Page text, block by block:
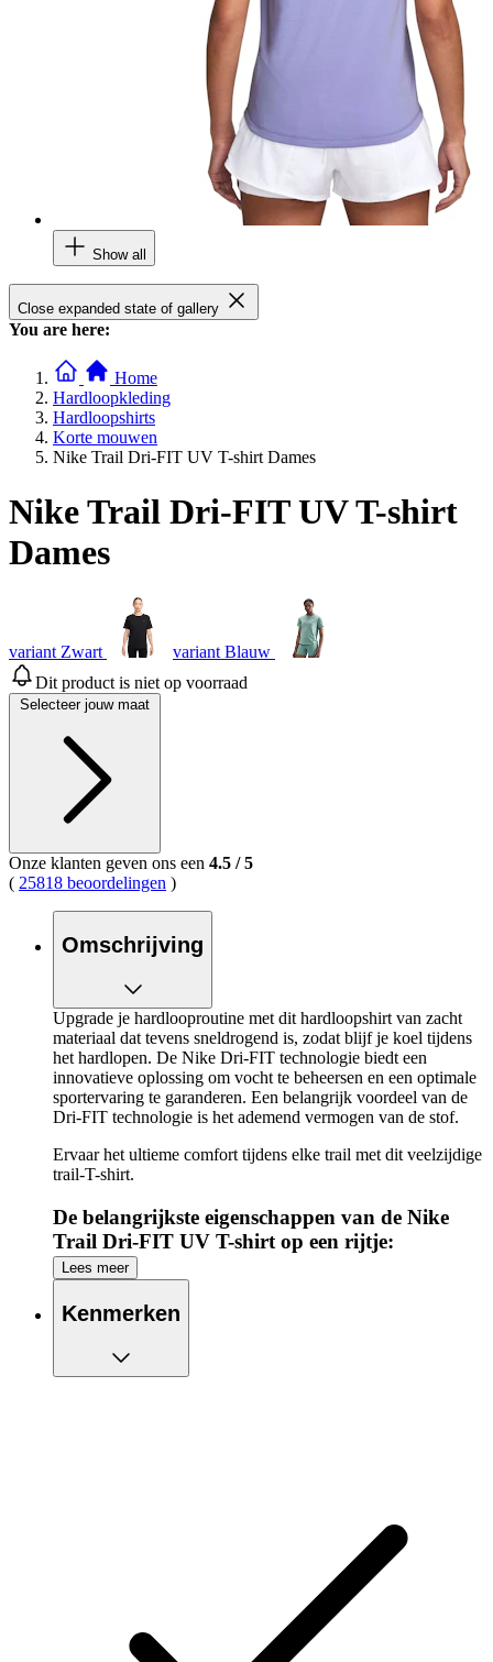
Show all
Close expanded state of gallery
You are here:
Home
Hardloopkleding
Hardloopshirts
Korte mouwen
Nike Trail Dri-FIT UV T-shirt Dames
Nike Trail Dri-FIT UV T-shirt
Dames
variant Zwart
variant Blauw
Dit product is niet op voorraad
Selecteer jouw maat
Onze klanten geven ons een 4.5 /5
( 25818 beoordelingen )
Omschrijving
Upgrade je hardlooproutine met dit hardloopshirt van zacht
materiaal dat tevens sneldrogend is, zodat blijf je koel tijdens
het hardlopen. De Nike Dri-FIT technologie biedt een
innovatieve oplossing om vocht te beheersen en een optimale
sportervaring te garanderen. Een belangrijk voordeel van de
Dri-FIT technologie is het ademend vermogen van de stof.
Ervaar het ultieme comfort tijdens elke trail met dit veelzijdige
trail-T-shirt.
De belangrijkste eigenschappen van de Nike
Trail Dri-FIT UV T-shirt op een rijtje:
Blijf koel tijdens het hardlopen met dit hardloopshirt
Nike Dri-FIT technologie voert overtollig zweet
effectief af voor het behoud van een droge huid
bescherming tegen de zon
Extra elastisch door het gebruik van jersey-stof
Lees meer
Kenmerken